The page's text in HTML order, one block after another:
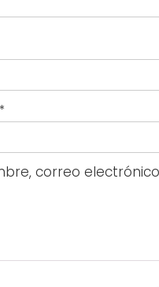
*
correo